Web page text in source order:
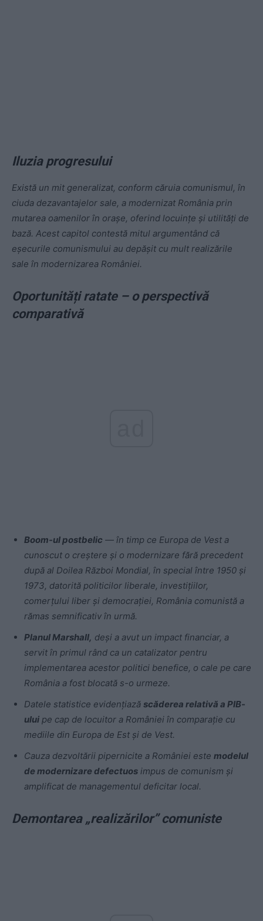
Iluzia progresului
Există un mit generalizat, conform căruia comunismul, în
ciuda dezavantajelor sale, a modernizat România prin
mutarea oamenilor în orașe, oferind locuințe și utilități de
bază. Acest capitol contestă mitul argumentând că
eșecurile comunismului au depășit cu mult realizările
sale în modernizarea României.
Oportunități ratate – o perspectivă
comparativă
Boom-ul postbelic — în timp ce Europa de Vest a
cunoscut o creștere și o modernizare fără precedent
după al Doilea Război Mondial, în special între 1950 și
1973, datorită politicilor liberale, investițiilor,
comerțului liber și democrației, România comunistă a
rămas semnificativ în urmă.
Planul Marshall, deși a avut un impact financiar, a
servit în primul rând ca un catalizator pentru
implementarea acestor politici benefice, o cale pe care
România a fost blocată s-o urmeze.
Datele statistice evidențiază scăderea relativă a PIB-
ului pe cap de locuitor a României în comparație cu
mediile din Europa de Est și de Vest.
Cauza dezvoltării pipernicite a României este modelul
de modernizare defectuos impus de comunism și
amplificat de managementul deficitar local.
Demontarea „realizărilor” comuniste